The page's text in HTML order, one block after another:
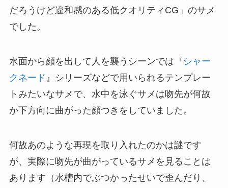
だろうけど違和感のある低クオリティCG」のサメ
でした。
水面から顔を出して人を襲うシーンでは『 シャー
クネード 』シリーズなどで用いられるテンプレー
トみたいなサメで、水中を泳ぐサメは吻先が何故
か下方向に曲がった顔つきをしていました。
何故あのような再現を取り入れたのかは謎です
が、実際に吻先が曲がっているサメを見ることは
あります（水槽内でぶつかったせいで歪んだり、